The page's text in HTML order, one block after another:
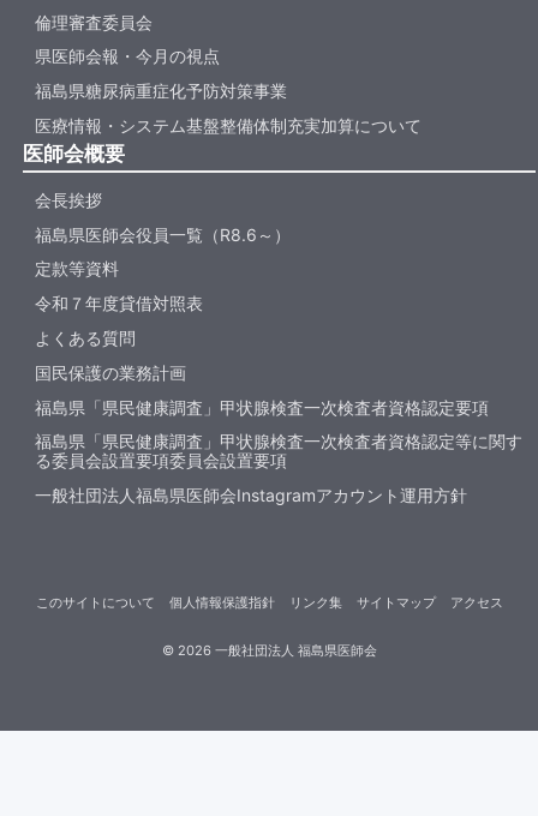
倫理審査委員会
県医師会報・今月の視点
福島県糖尿病重症化予防対策事業
医療情報・システム基盤整備体制充実加算について
医師会概要
会長挨拶
福島県医師会役員一覧（R8.6～）
定款等資料
令和７年度貸借対照表
よくある質問
国民保護の業務計画
福島県「県民健康調査」甲状腺検査一次検査者資格認定要項
福島県「県民健康調査」甲状腺検査一次検査者資格認定等に関す
る委員会設置要項委員会設置要項
一般社団法人福島県医師会Instagramアカウント運用方針
© 2026一般社団法人 福島県医師会
このサイトについて 個人情報保護指針 リンク集 サイトマップ アクセス